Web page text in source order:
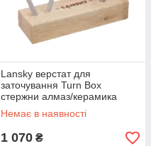
Lansky верстат для
заточування Turn Box
стержни алмаз/керамика
Немає в наявності
1 070 ₴